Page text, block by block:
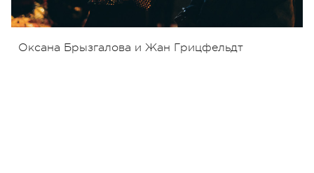
Оксана Брызгалова и Жан Грицфельдт